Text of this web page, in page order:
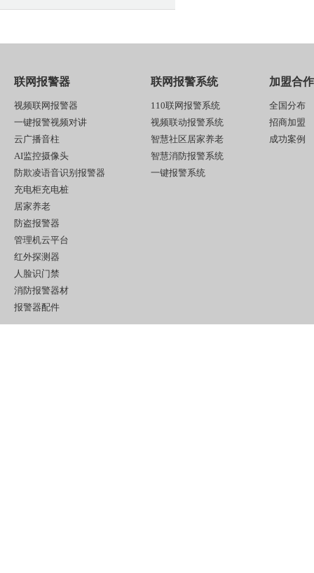
联网报警器
视频联网报警器
一键报警视频对讲
云广播音柱
AI监控摄像头
防欺凌语音识别报警器
充电柜充电桩
居家养老
防盗报警器
管理机云平台
红外探测器
人脸识门禁
消防报警器材
报警器配件
联网报警系统
110联网报警系统
视频联动报警系统
智慧社区居家养老
智慧消防报警系统
一键报警系统
加盟合作
全国分布
招商加盟
成功案例